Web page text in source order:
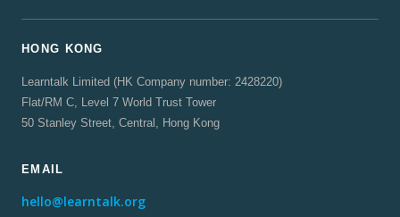
HONG KONG
Learntalk Limited (HK Company number: 2428220)
Flat/RM C, Level 7 World Trust Tower
50 Stanley Street, Central, Hong Kong
EMAIL
hello@learntalk.org